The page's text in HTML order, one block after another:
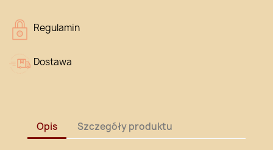
Regulamin
Dostawa
Opis Szczegóły produktu